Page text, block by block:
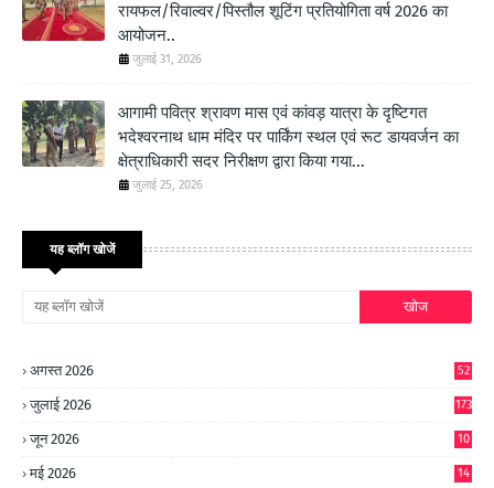
रायफल/रिवाल्वर/पिस्तौल शूटिंग प्रतियोगिता वर्ष 2026 का
आयोजन..
जुलाई 31, 2026
आगामी पवित्र श्रावण मास एवं कांवड़ यात्रा के दृष्टिगत
भदेश्वरनाथ धाम मंदिर पर पार्किंग स्थल एवं रूट डायवर्जन का
क्षेत्राधिकारी सदर निरीक्षण द्वारा किया गया...
जुलाई 25, 2026
यह ब्लॉग खोजें
अगस्त 2026 52
जुलाई 2026 173
जून 2026
10
मई 2026
14